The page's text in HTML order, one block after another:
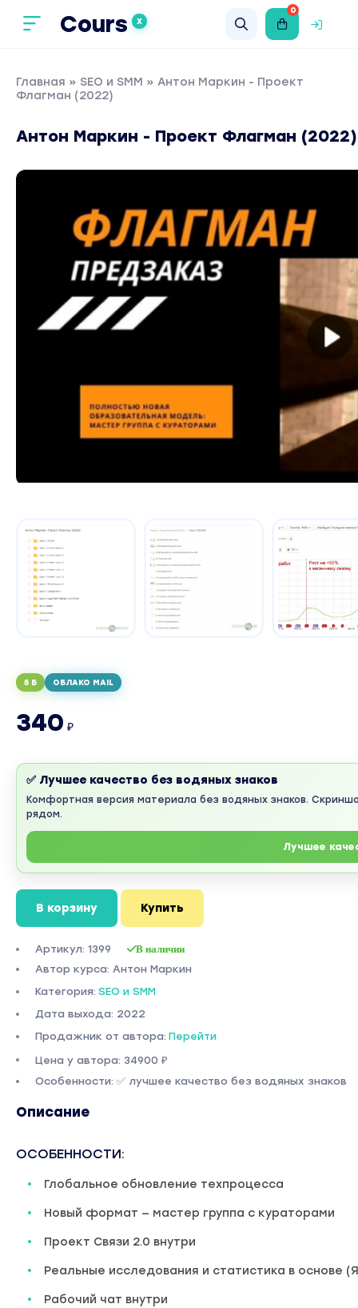
Cours X
0
Главная » SEO и SMM » Антон Маркин - Проект
Флагман (2022)
Антон Маркин - Проект Флагман (2022)
5 Б ОБЛАКО MAIL
340 ₽
✅ Лучшее качество без водяных знаков
Комфортная версия материала без водяных знаков.
рядом.
Лучшее
В корзину Купить
Артикул: 1399 В наличии
Автор курса: Антон Маркин
Категория: SEO и SMM
Дата выхода: 2022
Продажник от автора: Перейти
Цена у автора: 34900 ₽
Особенности: ✅ лучшее качество без водяных знаков
Описание
ОСОБЕННОСТИ:
Глобальное обновление техпроцесса
Новый формат — мастер группа с кураторами
Проект Связи 2.0 внутри
Реальные исследования и статистика в основе
Рабочий чат внутри